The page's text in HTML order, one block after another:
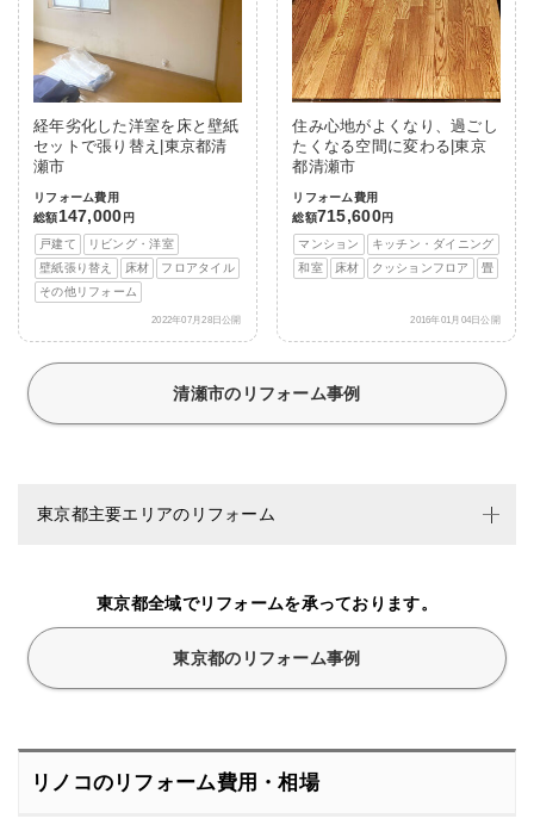
経年劣化した洋室を床と壁紙
セットで張り替え|東京都清
瀬市
リフォーム費用
総額147,000 円
戸建て
リビング・洋室
壁紙張り替え
床材
フロアタイル
その他リフォーム
2022年07月28日公開
住み心地がよくなり、過ごし
たくなる空間に変わる|東京
都清瀬市
リフォーム費用
総額715,600円
マンション
キッチン・ダイニング
和室
床材 クッションフロア 畳
2016年01月04日公開
清瀬市のリフォーム事例
東京都主要エリアのリフォーム
東京都全域でリフォームを承っております。
東京都のリフォーム事例
リノコのリフォーム費用・相場